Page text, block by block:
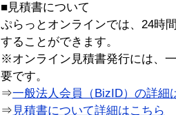
■見積書について
ぷらっとオンラインでは、24時
することができます。
※オンライン見積書発行には、
要です。
⇒一般法人会員（BizID）の詳細
⇒ 見積書について詳細はこちら